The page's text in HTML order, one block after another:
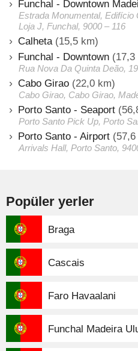
Funchal - Downtown
Estrada Monumental, Edifício
Loja J, Funchal, 9000 – 116
Calheta (15,5 km)
Funchal - Downtown (17,3
Rua Nova Da Quinta Deão,
Cabo Girao (22,0 km)
Cabo Girao, Cabo Girao,
Porto Santo - Seaport
Porto Santo Pick Up, Porto
Porto Santo - Airport
Arrivals Hall, Porto Santo,
Popüler yerler
Braga
Cascais
Faro Havaalani
Funchal Madeira